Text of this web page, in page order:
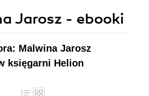
Jarosz - ebooki
Malwina Jarosz
księgarni Helion